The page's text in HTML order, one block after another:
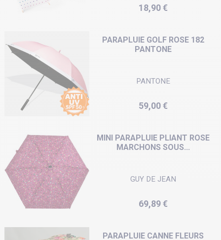
Prix
18,90 €
PARAPLUIE GOLF ROSE 182
PANTONE
PANTONE
Prix
59,00 €
MINI PARAPLUIE PLIANT ROSE
MARCHONS SOUS...
GUY DE JEAN
Prix
69,89 €
PARAPLUIE CANNE FLEURS